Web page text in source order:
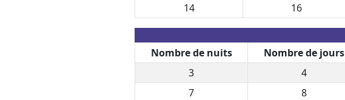
14
16
Nombre de nuits Nombre de jours
3
4
7
8